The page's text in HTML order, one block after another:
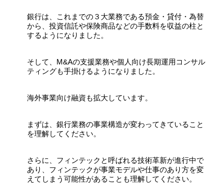
銀行は、これまでの３大業務である預金・貸付・為替
から、投資信託や保険商品などの手数料を収益の柱と
するようになりました。
そして、M&Aの支援業務や個人向け長期運用コンサル
ティングも手掛けるようになりました。
海外事業向け融資も拡大しています。
まずは、銀行業務の事業構造が変わってきていること
を理解してください。
さらに、フィンテックと呼ばれる技術革新が進行中で
あり、フィンテックが事業モデルや仕事のあり方を変
えてしまう可能性があることも理解してください。